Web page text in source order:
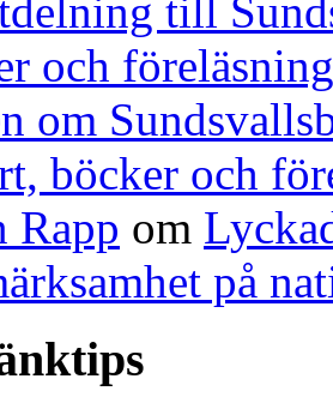
till
och
om
böcker och
Rapp om
på